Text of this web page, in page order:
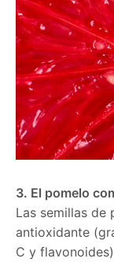
3. El pomelo
Las semillas de
antioxidante
C y